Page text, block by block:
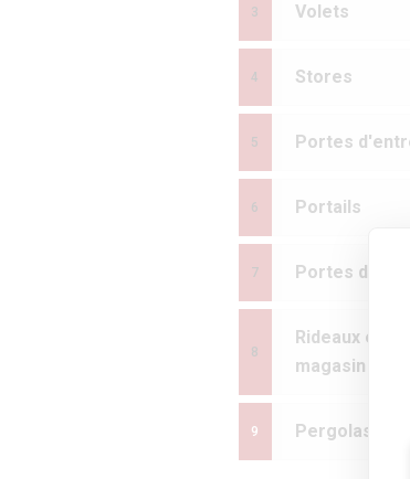
Volets
Stores
Portes
Portails
Portes de
Rideaux et
magasin
Pergolas